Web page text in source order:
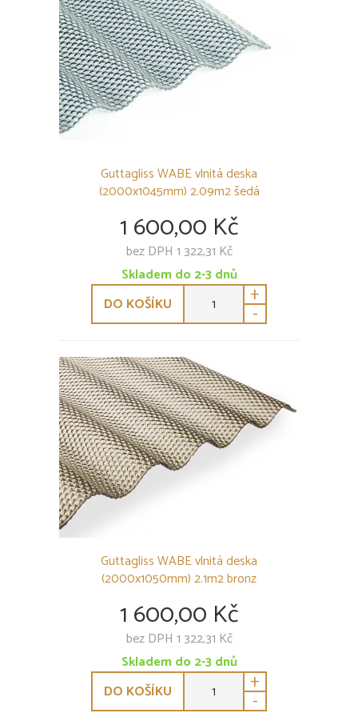
Trapézová deska Guttagliss Makro CST
Vlnita deska Guttagliss WABE
Příslušenství k polykarbonátovým deskám
PODSTŘEŠNÍ FÓLIE
SKLENÍKY
Guttagliss WABE vlnitá deska
(2000x1045mm) 2.09m2 šedá
1 600,00 Kč
bez DPH 1 322,31 Kč
Skladem do 2-3 dnů
DO KOŠÍKU
+
-
Guttagliss WABE vlnitá deska
(2000x1050mm) 2.1m2 bronz
1 600,00 Kč
bez DPH 1 322,31 Kč
Skladem do 2-3 dnů
DO KOŠÍKU
+
-